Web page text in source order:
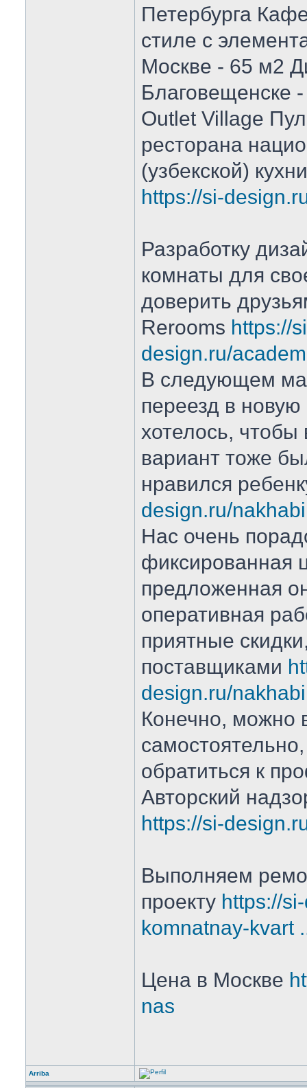
Петербурга
стиле с
Москве - 65 м2
Благовещенске
Outlet Village
ресторана
(узбекской)
https://si-
Разработку
комнаты для
доверить
Rerooms https://
design.ru/
В следующем
переезд в новую
хотелось,
вариант тоже
нравился
design.ru/
Нас очень
фиксированная
предложенная
оперативная
приятные
поставщиками
design.ru/
Конечно, можно
обратиться к
Авторский
https://si-
Выполняем
проекту https://
komnatnay-kvart
Цена в Москве
nas
Arriba